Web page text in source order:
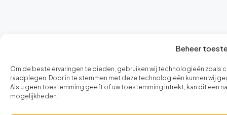
Beheer
Om de beste ervaringen te bieden, gebruiken wij technologieën zoals
raadplegen. Door in te stemmen met deze technologieën kunnen wij
Als u geen toestemming geeft of uw toestemming intrekt, kan dit een
mogelijkheden.